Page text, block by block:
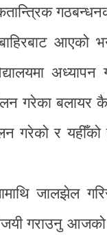
गरेका बलायर
गरेको र
जालझेल
गराउनु